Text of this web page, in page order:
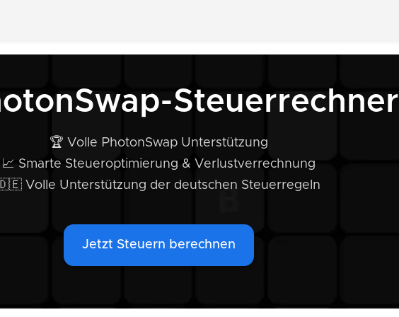
Steuerrechner
🏆 Volle PhotonSwap Unterstützung
📈 Smarte Steueroptimierung & Verlustverrechnung
Volle Unterstützung der deutschen Steuerregeln
Jetzt Steuern berechnen